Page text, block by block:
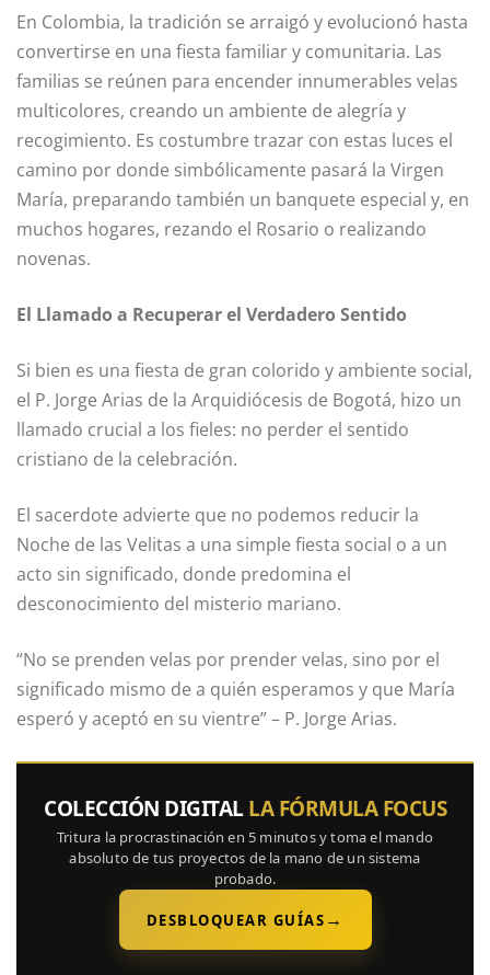
En Colombia, la tradición se arraigó y evolucionó hasta
convertirse en una fiesta familiar y comunitaria. Las
familias se reúnen para encender innumerables velas
multicolores, creando un ambiente de alegría y
recogimiento. Es costumbre trazar con estas luces el
camino por donde simbólicamente pasará la Virgen
María, preparando también un banquete especial y, en
muchos hogares, rezando el Rosario o realizando
novenas.
El Llamado a Recuperar el Verdadero Sentido
Si bien es una fiesta de gran colorido y ambiente social,
el P. Jorge Arias de la Arquidiócesis de Bogotá, hizo un
llamado crucial a los fieles: no perder el sentido
cristiano de la celebración.
El sacerdote advierte que no podemos reducir la
Noche de las Velitas a una simple fiesta social o a un
acto sin significado, donde predomina el
desconocimiento del misterio mariano.
“No se prenden velas por prender velas, sino por el
significado mismo de a quién esperamos y que María
esperó y aceptó en su vientre” – P. Jorge Arias.
COLECCIÓN DIGITAL LA FÓRMULA FOCUS
Tritura la procrastinación en 5 minutos y toma el mando
absoluto de tus proyectos de la mano de un sistema
probado.
DESBLOQUEAR GUÍAS →